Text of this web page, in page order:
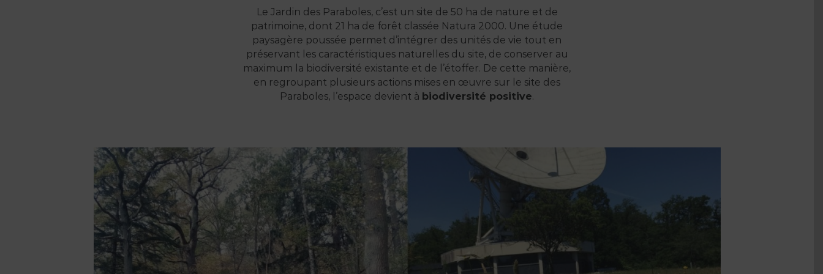
Le Jardin des Paraboles, c’est un site de 50 ha de nature et de
patrimoine, dont 21 ha de forêt classée Natura 2000. Une étude
paysagère poussée permet d’intégrer des unités de vie tout en
préservant les caractéristiques naturelles du site, de conserver au
maximum la biodiversité existante et de l’étoffer. De cette manière,
en regroupant plusieurs actions mises en œuvre sur le site des
Paraboles, l’espace devient à biodiversité positive.